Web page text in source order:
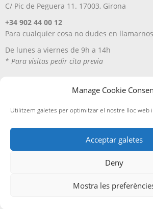
Manage Cookie
Utilitzem galetes per optimitzar el nostre lloc web
Acceptar galetes
Deny
Mostra les
C/ Pic de Peguera 11. 17003, Girona
+34 902 44 00 12
Para cualquier cosa no dudes en llamarnos
De lunes a viernes de 9h a 14h
* Para visitas pedir cita previa
Política de privacitat